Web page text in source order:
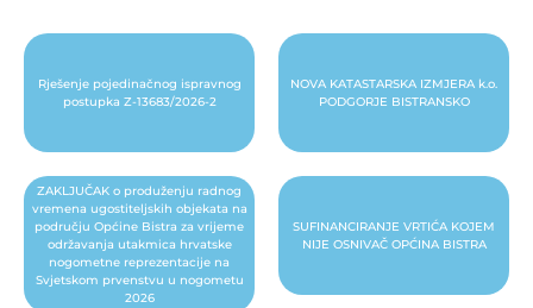
Rješenje pojedinačnog ispravnog
postupka Z-13683/2026-2
ZAKLJUČAK o produženju radnog
vremena ugostiteljskih objekata na
području Općine Bistra za vrijeme
održavanja utakmica hrvatske
nogometne reprezentacije na
Svjetskom prvenstvu u nogometu
2026
NOVA KATASTARSKA IZMJERA k.o.
PODGORJE BISTRANSKO
SUFINANCIRANJE VRTIĆA KOJEM
NIJE OSNIVAČ OPĆINA BISTRA